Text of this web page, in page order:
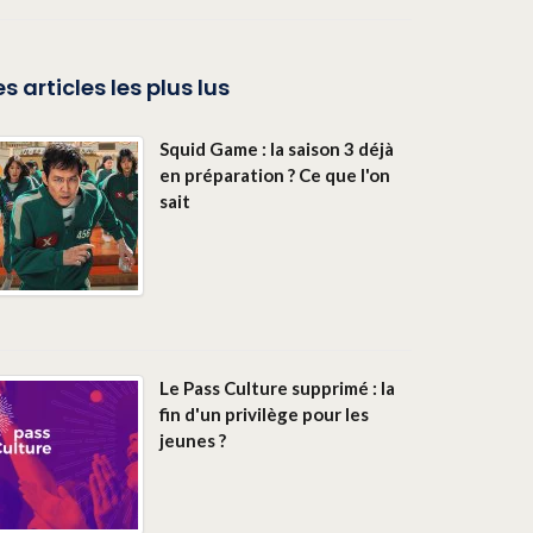
articles les plus lus
Squid Game : la saison 3 déjà
en préparation ? Ce que l'on
sait
Le Pass Culture supprimé : la
fin d'un privilège pour les
jeunes ?